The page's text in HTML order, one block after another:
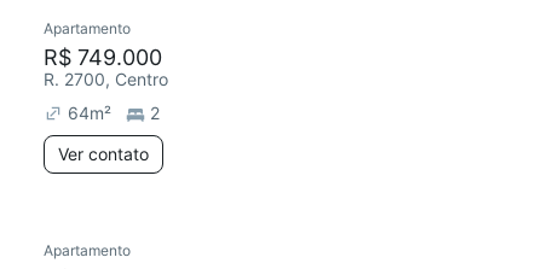
Apartamento
R$ 749.000
R. 2700, Centro
64m²
2
Ver contato
Apartamento